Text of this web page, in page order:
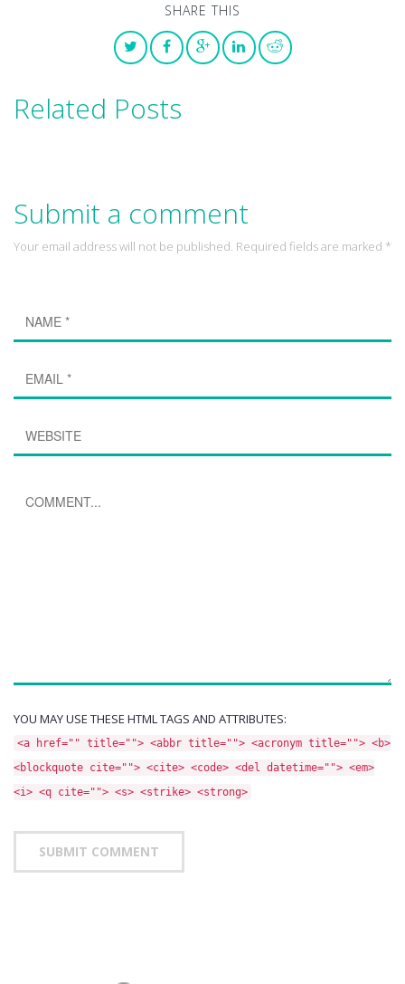
SHARE THIS
Related Posts
Submit a comment
Your email address will not be published. Required fields are marked *
YOU MAY USE THESE HTML TAGS AND ATTRIBUTES:
<a href="" title=""> <abbr title=""> <acronym title=""> <b>
<blockquote cite=""> <cite> <code> <del datetime=""> <em>
<i> <q cite=""> <s> <strike> <strong>